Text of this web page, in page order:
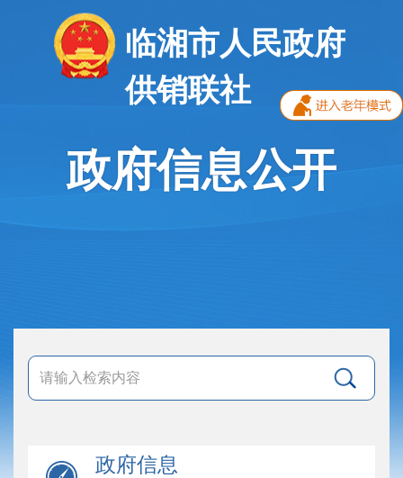
临湘市人民政府
供销联社
政府信息公开
政府信息